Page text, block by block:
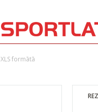
XLS formātā